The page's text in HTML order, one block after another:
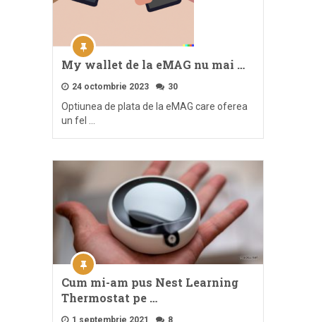
My wallet de la eMAG nu mai …
24 octombrie 2023 30
Optiunea de plata de la eMAG care oferea
un fel …
Cum mi-am pus Nest Learning
Thermostat pe …
1 septembrie 2021 8